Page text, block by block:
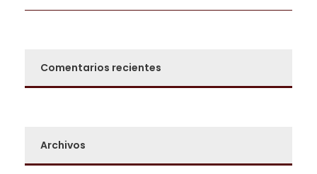
Comentarios recientes
Archivos